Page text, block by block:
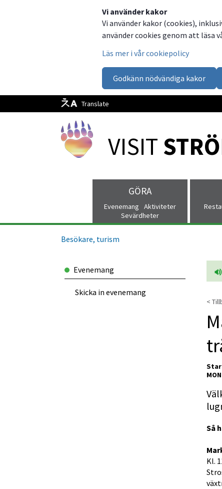
Vi använder kakor
Vi använder kakor (cookies),
använder cookies genom att läsa
Läs mer i vår cookiepolicy
Godkänn nödvändiga kakor
Translate
VISIT
GÖRA
Evenemang
Aktiviteter
Sevärdheter
Besökare, turism
<
Så
Kl.
Evenemang
Skicka in evenemang